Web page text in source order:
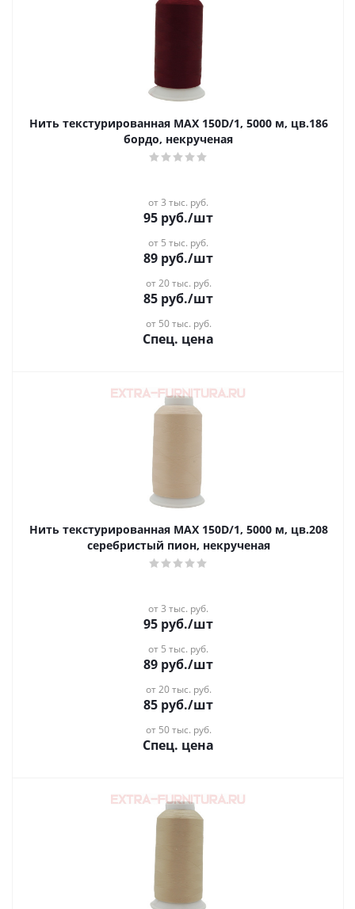
Нить текстурированная MAX 150D/1, 5000 м, цв.186
бордо, некрученая
от 3 тыс. руб.
95 руб./шт
от 5 тыс. руб.
89 руб./шт
от 20 тыс. руб.
85 руб./шт
от 50 тыс. руб.
Спец. цена
Нить текстурированная MAX 150D/1, 5000 м, цв.208
серебристый пион, некрученая
от 3 тыс. руб.
95 руб./шт
от 5 тыс. руб.
89 руб./шт
от 20 тыс. руб.
85 руб./шт
от 50 тыс. руб.
Спец. цена